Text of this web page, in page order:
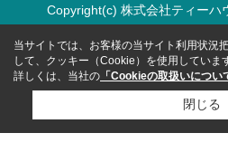
Copyright(c) 株式会社ティーハ
当サイトでは、お客様の当サイト利用状況
して、クッキー（Cookie）を使用していま
詳しくは、当社の 「Cookieの取扱いについ
閉じる